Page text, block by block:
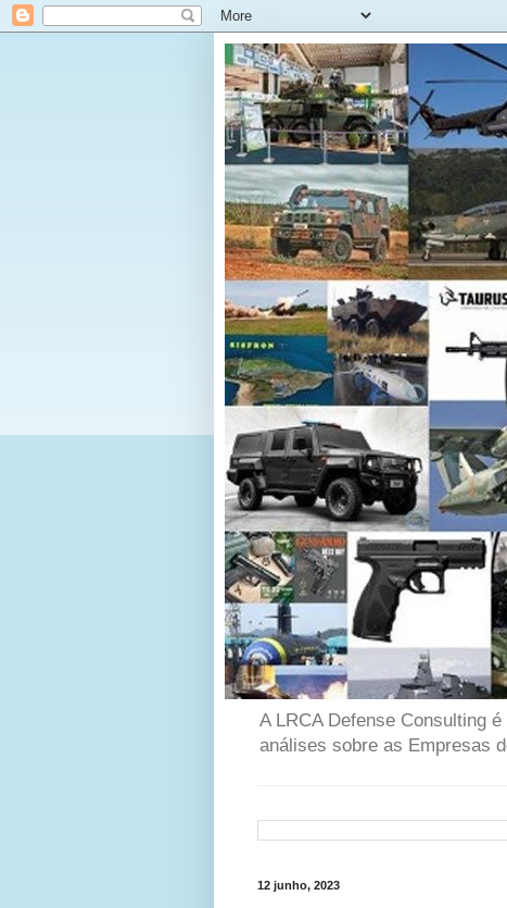
A LRCA Defense Consulting
análises sobre as Empresas
12 junho, 2023